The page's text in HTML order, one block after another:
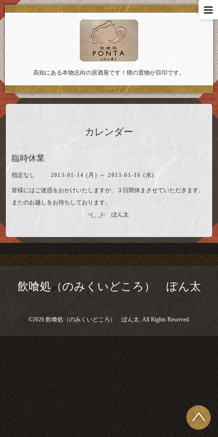
高知にある本物志向の居酒屋です！狸の置物が目印です。
カレンダー
臨時休業
指定なし 2013-01-14 (月) ～ 2013-01-16 (水)
皆様にはご迷惑をおかけいたしますが、３日間休まさせていただきます。
またのお越しをお待ちしております。
<(_ _)> ぽん太
飲喰処（のみくいどころ） ぽん太
©2026 飲喰処（のみくいどころ） ぽん太. All Rights Reserved.